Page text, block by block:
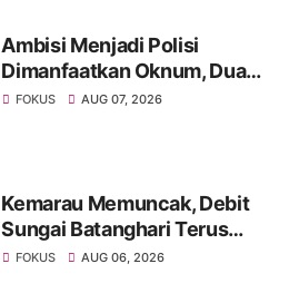
Ambisi Menjadi Polisi
Dimanfaatkan Oknum, Dua
Anggota Polda Jambi Diduga
FOKUS AUG 07, 2026
Kemarau Memuncak, Debit
Sungai Batanghari Terus
Menyusut, Jambi Hadapi
FOKUS AUG 06, 2026